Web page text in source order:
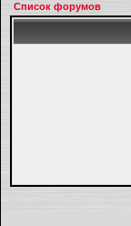
Список форумов